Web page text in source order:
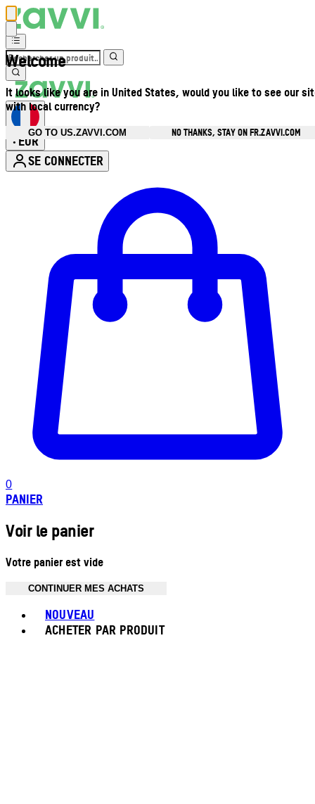
Welcome
It looks like you are in United States, would you like to see our
with local currency?
GO TO US.ZAVVI.COM
NO THANKS, STAY ON FR.ZAVVI.COM
• EUR
SE CONNECTER
0
PANIER
Voir le panier
Votre panier est vide
CONTINUER MES ACHATS
NOUVEAU
ACHETER PAR PRODUIT